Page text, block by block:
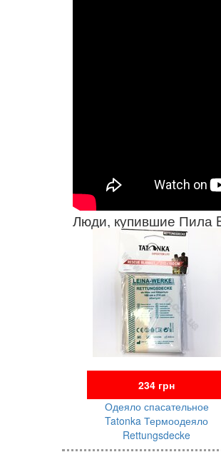
Люди, купившие Пила
234 грн
Одеяло спасательное
Tatonka Термоодеяло
Rettungsdecke